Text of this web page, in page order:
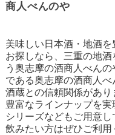
商人べんのや
美味しい日本酒・地酒
お探しなら、三重の地
う奥志摩の酒商人べん
である奥志摩の酒商人
酒蔵との信頼関係があ
豊富なラインナップを
シリーズなどもご用意
飲みたい方はぜひご利